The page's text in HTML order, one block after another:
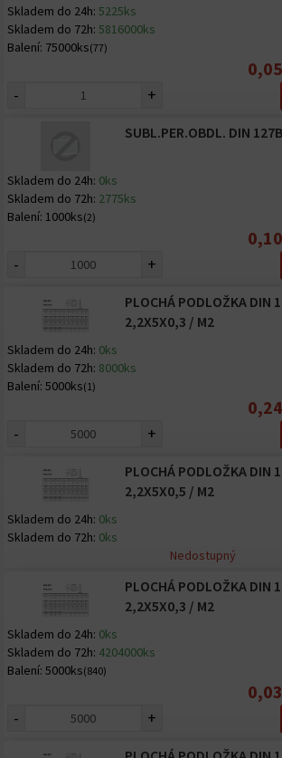
Skladem do 24h: 5225ks
Skladem do 72h: 5816000ks
Balení: 75000ks(77)
- +
SUBL.PER.OBDL. DIN
Skladem do 24h: 0ks
Skladem do 72h: 2775ks
Balení: 1000ks(2)
- +
PLOCHÁ PODLOŽKA DIN
2,2X5X0,3 / M2
Skladem do 24h: 0ks
Skladem do 72h: 8000ks
Balení: 5000ks(1)
- +
PLOCHÁ PODLOŽKA DIN
2,2X5X0,5 / M2
Skladem do 24h: 0ks
Skladem do 72h: 0ks
Nedostupný
PLOCHÁ PODLOŽKA DIN
2,2X5X0,3 / M2
Skladem do 24h: 0ks
Skladem do 72h: 4204000ks
Balení: 5000ks(840)
- +